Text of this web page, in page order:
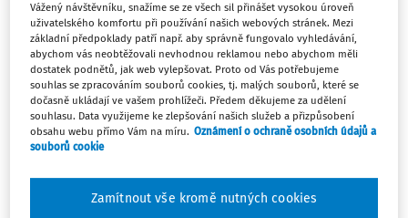
MŠMT vydává seznam jazykových institucí s jednoletými
pomaturitními kurzy cizích jazyků s celotýdenní denní
výukou pro školní rok 2013/2014, jejichž účastníci budou
mít statut studenta.
Na základě četných žádostí o ujasnění postavení žáků v
denní výukou ve školním v roce 2013/14 MŠMT sděluje, že
v nejbližších dnech bude zveřejněna ve Sbírce zákonů
Vážený návštěvníku, snažíme se ze všech sil přinášet vysokou úroveň
uživatelského komfortu při používání našich webových stránek. Mezi
základní předpoklady patří např. aby správně fungovalo vyhledávání,
abychom vás neobtěžovali nevhodnou reklamou nebo abychom měli
dostatek podnětů, jak web vylepšovat. Proto od Vás potřebujeme
souhlas se zpracováním souborů cookies, tj. malých souborů, které se
dočasně ukládají ve vašem prohlížeči. Předem děkujeme za udělení
souhlasu. Data využijeme ke zlepšování našich služeb a přizpůsobení
obsahu webu přímo Vám na míru. Oznámení o ochraně osobních údajů a
souborů cookie
Zamítnout vše kromě nutných cookies